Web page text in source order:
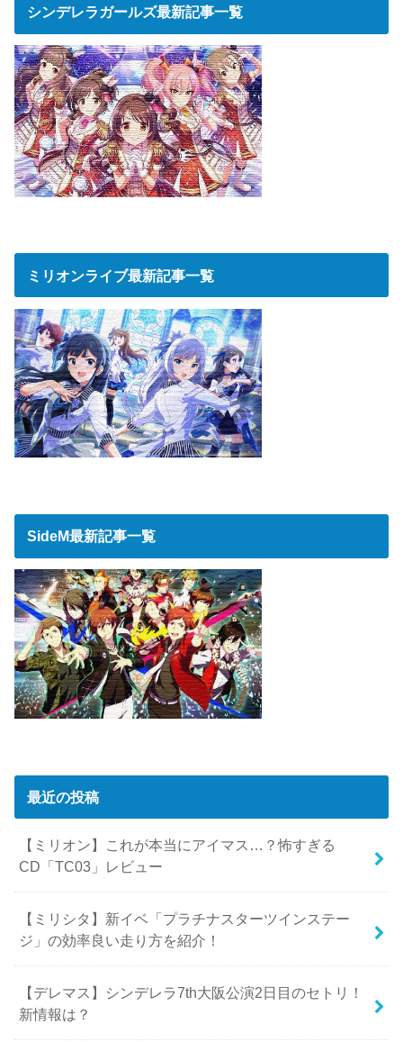
シンデレラガールズ最新記事一覧
ミリオンライブ最新記事一覧
SideM最新記事一覧
最近の投稿
【ミリオン】これが本当にアイマス…？怖すぎる
CD「TC03」レビュー
【ミリシタ】新イベ「プラチナスターツインステー
ジ」の効率良い走り方を紹介！
【デレマス】シンデレラ7th大阪公演2日目のセトリ！
新情報は？